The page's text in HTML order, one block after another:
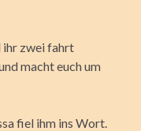
ihr zwei fahrt
macht euch um
fiel ihm ins Wort.